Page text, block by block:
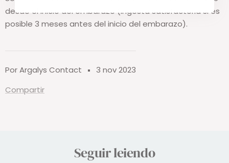
Por Argalys Contact
3 nov 2023
Compartir
desde el inicio del embarazo (ingesta satisfactoria si es
posible 3 meses antes del inicio del embarazo).
Seguir leiendo